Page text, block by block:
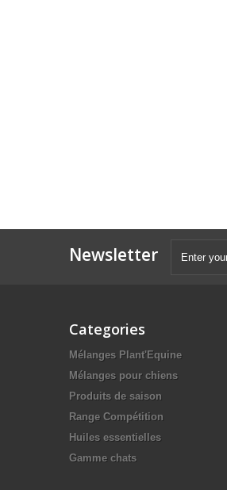
Newsletter
Categories
Mélanges Plant'Equine
Mélanges pour chiens
Produits de saison
Range Compétition
Huiles essentielles
Gamme chats